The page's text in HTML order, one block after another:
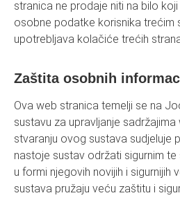
stranica ne prodaje niti na bilo
osobne podatke korisnika trećim
upotrebljava kolačiće trećih
Zaštita osobnih
Ova web stranica temelji se na
sustavu za upravljanje sadržajima
stvaranju ovog sustava sudjeluje
nastoje sustav održati sigurnim
u formi njegovih novijih i sigurnijih
sustava pružaju veću zaštitu i